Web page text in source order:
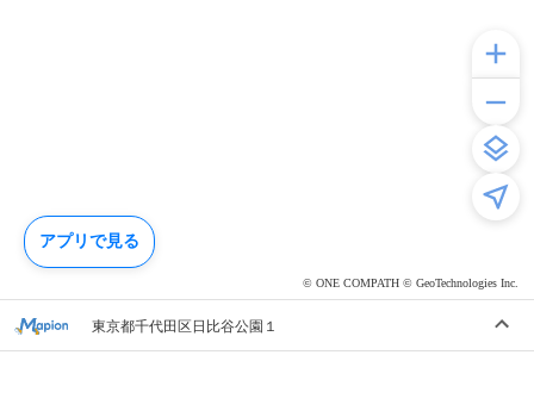
© ONE COMPATH © GeoTechnologies Inc.
東京都千代田区日比谷公園１
アプリで見る